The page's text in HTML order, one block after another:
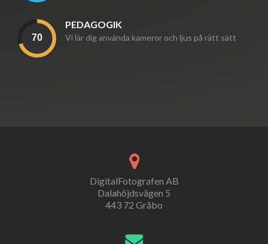
PEDAGOGIK
Vi lär dig använda kameror och ljus på rätt sätt
DigitalFotografen AB
Dalahöjdsvägen 5
443 72 Gråbo